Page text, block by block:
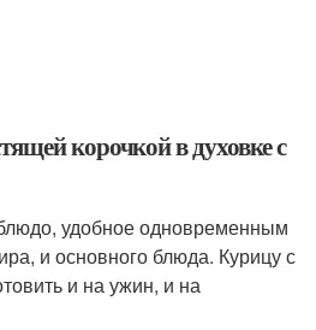
корочкой в духовке с
удобное одновременным
и основного блюда. Курицу с
и на ужин, и на